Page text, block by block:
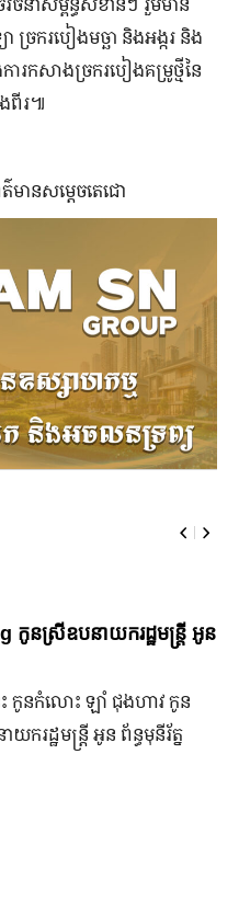
ច្រករបៀងមច្ឆា និងអង្ករ និង
ារកសាងច្រករបៀងគម្រូថ្មីនៃ
ងពីរ៕
មានសម្តេចតេជោ
ឧបនាយករដ្ឋមន្រ្តី អូន
នកំលោះ ឡាំ ជុងហាវ កូន
ន្ត្រី អូន ព័ន្ធមុនីរ័ត្ន
ម